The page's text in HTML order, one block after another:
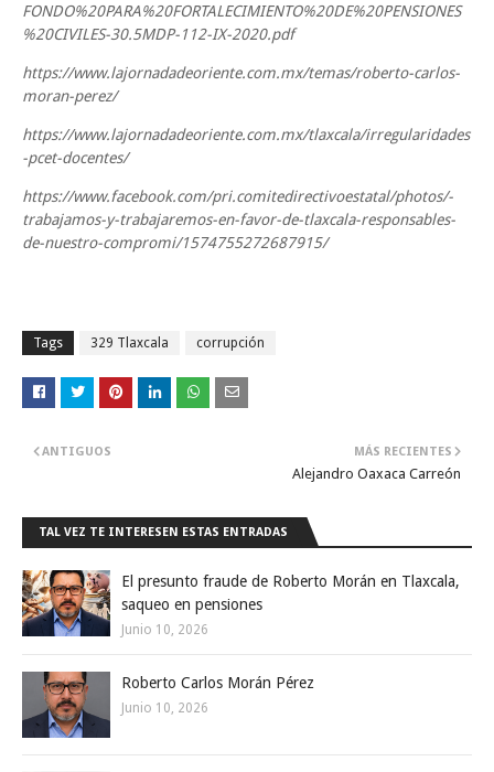
FONDO%20PARA%20FORTALECIMIENTO%20DE%20PENSIONES
%20CIVILES-30.5MDP-112-IX-2020.pdf
https://www.lajornadadeoriente.com.mx/temas/roberto-carlos-
moran-perez/
https://www.lajornadadeoriente.com.mx/tlaxcala/irregularidades
-pcet-docentes/
https://www.facebook.com/pri.comitedirectivoestatal/photos/-
trabajamos-y-trabajaremos-en-favor-de-tlaxcala-responsables-
de-nuestro-compromi/1574755272687915/
Tags 329 Tlaxcala corrupción
MÁS RECIENTES
Alejandro Oaxaca Carreón
ANTIGUOS
TAL VEZ TE INTERESEN ESTAS ENTRADAS
El presunto fraude de Roberto Morán en Tlaxcala,
saqueo en pensiones
Junio 10, 2026
Roberto Carlos Morán Pérez
Junio 10, 2026